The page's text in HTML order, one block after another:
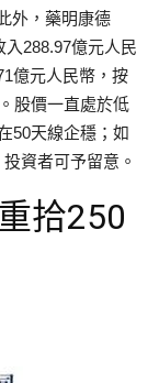
外，藥明康德
入288.97億元人民
億元人民幣，按
股價一直處於低
50天線企穩；如
資者可予留意。
拾250